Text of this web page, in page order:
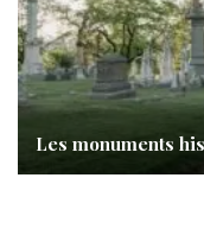
Les monuments